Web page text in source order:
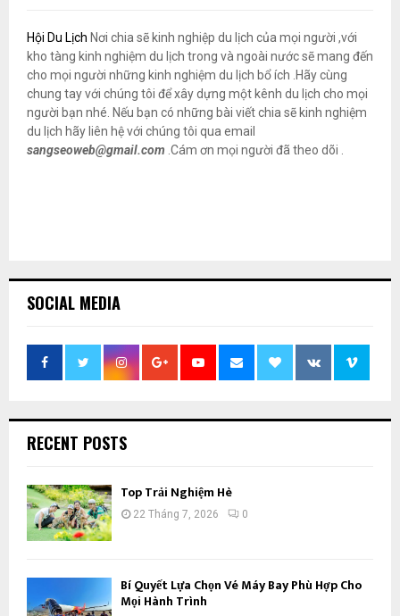
Hội Du Lịch Nơi chia sẽ kinh nghiệp du lịch của mọi người ,với
kho tàng kinh nghiệm du lịch trong và ngoài nước sẽ mang đến
cho mọi người những kinh nghiệm du lịch bổ ích .Hãy cùng
chung tay với chúng tôi để xây dựng một kênh du lịch cho mọi
người bạn nhé. Nếu bạn có những bài viết chia sẽ kinh nghiệm
du lịch hãy liên hệ với chúng tôi qua email
sangseoweb@gmail.com .Cám ơn mọi người đã theo dõi .
SOCIAL MEDIA
RECENT POSTS
Top Trải Nghiệm Hè
22 Tháng 7, 2026 0
Bí Quyết Lựa Chọn Vé Máy Bay Phù Hợp Cho
Mọi Hành Trình